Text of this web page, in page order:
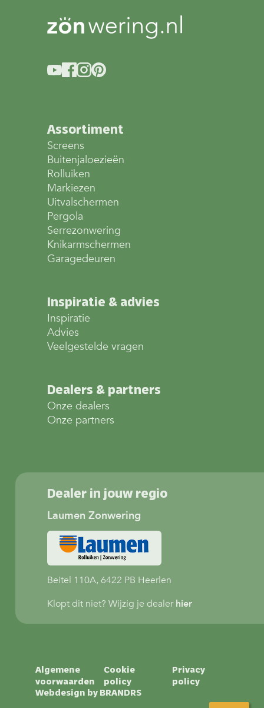
Assortiment
Screens
Buitenjaloezieën
Rolluiken
Markiezen
Uitvalschermen
Pergola
Serrezonwering
Knikarmschermen
Garagedeuren
Inspiratie & advies
Inspiratie
Advies
Veelgestelde vragen
Dealers & partners
Onze dealers
Onze partners
Dealer in jouw regio
Laumen Zonwering
Beitel 110A, 6422 PB Heerlen
Klopt dit niet? Wijzig je dealerhier
Privacy
policy
Cookie
policy
Algemene
voorwaarden
Webdesign by BRANDRS